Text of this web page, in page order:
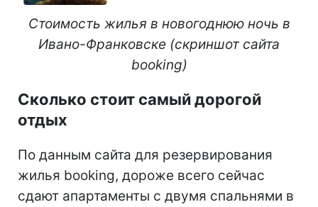
Стоимость жилья в новогоднюю ночь в
Ивано-Франковске (скриншот сайта
booking)
Сколько стоит самый дорогой
отдых
По данным сайта для резервирования
жилья booking, дороже всего сейчас
сдают апартаменты с двумя спальнями в